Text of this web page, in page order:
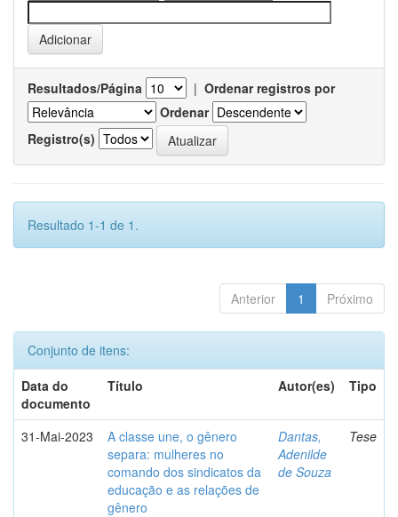
Resultados/Página | Ordenar registros por
Ordenar
Registro(s)
Resultado 1-1 de 1.
Anterior 1 Próximo
Conjunto de itens:
Data do
documento
Título Autor(es) Tipo
31-Mai-2023
A classe une, o gênero
separa: mulheres no
comando dos sindicatos da
educação e as relações de
gênero
Dantas,
Adenilde
de Souza
Tese